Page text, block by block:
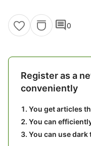
comment0
Register as a
conveniently
You get articles
You can
You can use dark